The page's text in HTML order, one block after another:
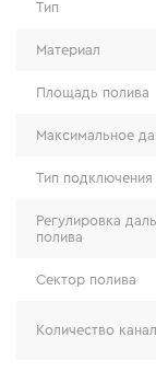
происходит
предотвращает
Тип
Материал
Площадь полива
Максимальное
Тип подключения
Регулировка
полива
Сектор полива
Количество